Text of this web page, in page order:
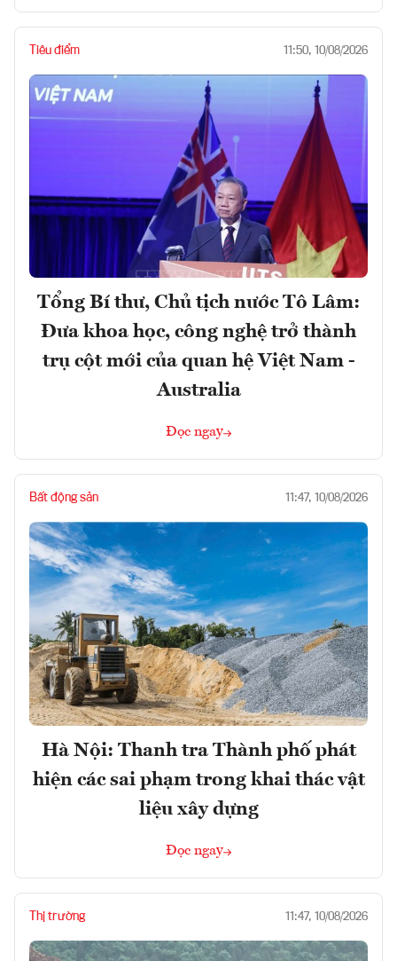
Tiêu điểm 11:50, 10/08/2026
Tổng Bí thư, Chủ tịch nước Tô Lâm:
Đưa khoa học, công nghệ trở thành
trụ cột mới của quan hệ Việt Nam -
Australia
Đọc ngay
Bất động sản 11:47, 10/08/2026
Hà Nội: Thanh tra Thành phố phát
hiện các sai phạm trong khai thác vật
liệu xây dựng
Đọc ngay
Thị trường 11:47, 10/08/2026